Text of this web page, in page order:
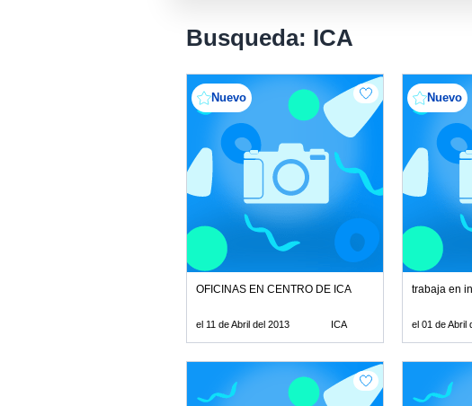
Busqueda: ICA
Nuevo
OFICINAS EN CENTRO DE ICA
el 11 de Abril del 2013 ICA
Nuevo
trabaja en
el 01 de Abril